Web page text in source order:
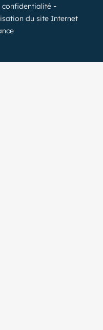
confidentialité
du site Internet